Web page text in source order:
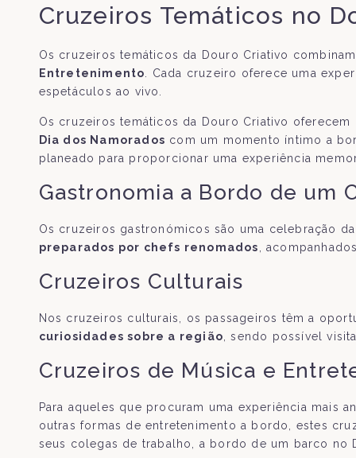
Cruzeiros Temáticos no
Os cruzeiros temáticos da Douro Criativo
Entretenimento . Cada cruzeiro oferece uma
espetáculos ao vivo.
Os cruzeiros temáticos da Douro Criativo
Dia dos Namorados com um momento íntimo a
planeado para proporcionar uma experiência
Gastronomia a Bordo de um
Os cruzeiros gastronómicos são uma celebração
preparados por chefs renomados ,
Cruzeiros Culturais
Nos cruzeiros culturais, os passageiros têm a
curiosidades sobre a região , sendo possível
Cruzeiros de Música e
Para aqueles que procuram uma experiência mais
outras formas de entretenimento a bordo, estes
seus colegas de trabalho, a bordo de um barco no